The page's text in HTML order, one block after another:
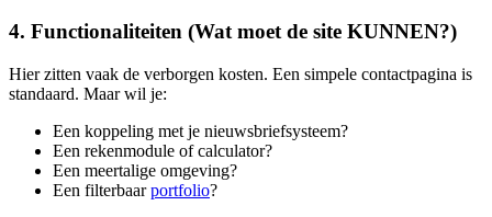
4. Functionaliteiten (Wat moet de site KUNNEN?)
Hier zitten vaak de verborgen kosten. Een simpele contactpagina is
standaard. Maar wil je:
Een koppeling met je nieuwsbriefsysteem?
Een rekenmodule of calculator?
Een meertalige omgeving?
Een filterbaarportfolio?